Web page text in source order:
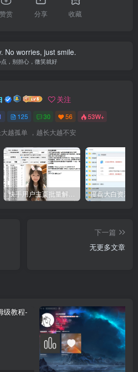
赞赏 分享 收藏
No worries, just smile.
，别担心，微笑就好
关注
125 30 56 53W+
越孤单 ，越长大越不安
快手用户主页批量解析工具V2.3
下一篇
无更多文章